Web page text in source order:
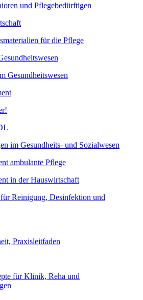
und Pflegebedürftigen
für die Pflege
Gesundheitswesen
im Gesundheits- und Sozialwesen
ambulante Pflege
in der Hauswirtschaft
Reinigung, Desinfektion und
Praxisleitfaden
für Klinik, Reha und